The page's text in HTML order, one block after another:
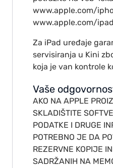
www.apple.com/
www.apple.com/
Za iPad uređaje
servisiranja u Kini
koja je van kontrole
Vaše
AKO NA APPLE
SKLADIŠTITE
PODATKE I DRUGE
POTREBNO JE DA
REZERVNE KOPIJE
SADRŽANIH NA